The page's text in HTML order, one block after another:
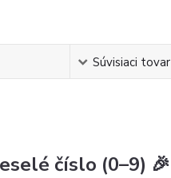
Súvisiaci tovar
číslo (0–9) 🎉